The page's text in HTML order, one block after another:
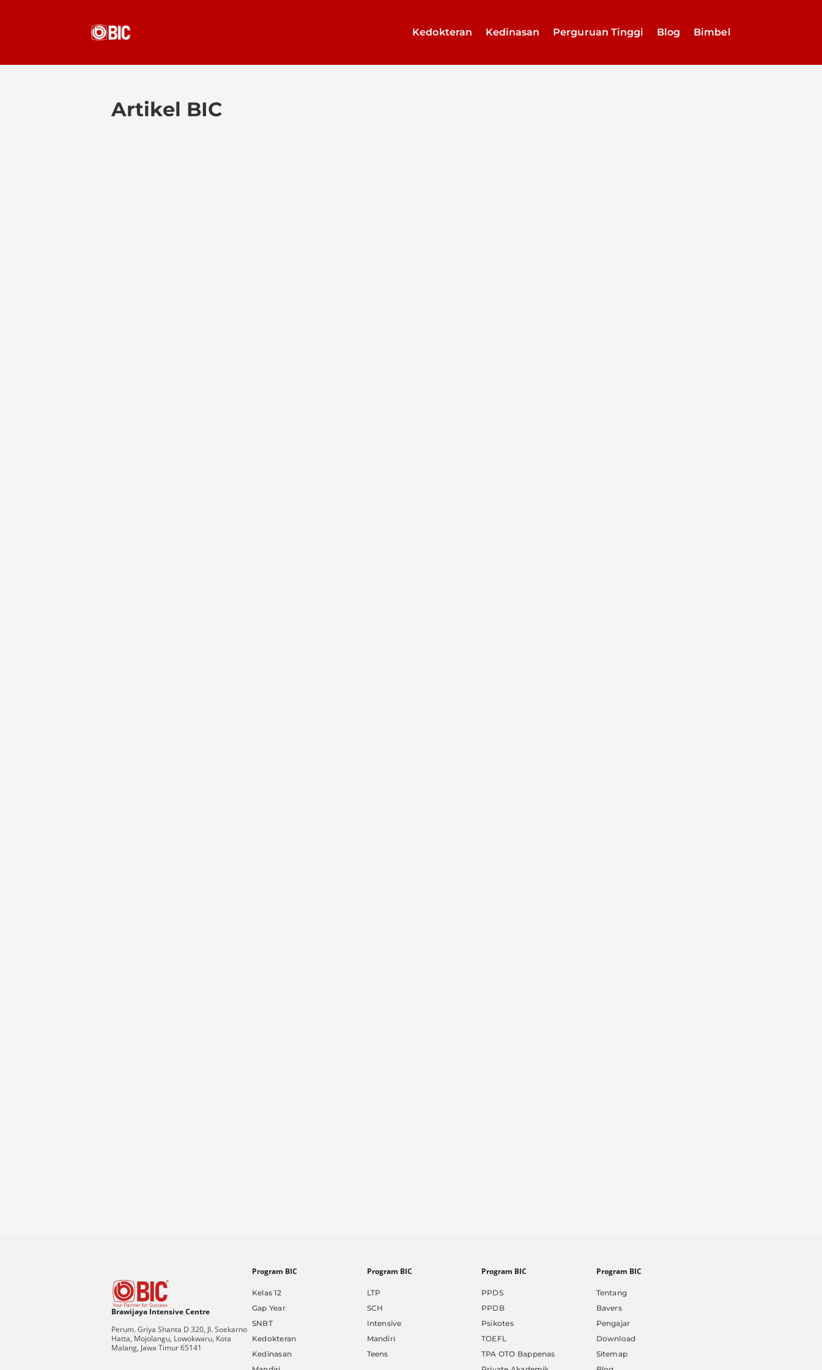
Kedokteran Kedinasan Perguruan Tinggi Blog Bimbel
Artikel BIC
Brawijaya Intensive Centre
Perum. Griya Shanta D 320, Jl. Soekarno
Hatta, Mojolangu, Lowokwaru, Kota
Malang, Jawa Timur 65141
Program BIC
Kelas 12
Gap Year
SNBT
Kedokteran
Kedinasan
Program BIC
LTP
SCH
Intensive
Mandiri
Teens
Program BIC
PPDS
PPDB
Psikotes
TOEFL
TPA OTO Bappenas
Program BIC
Tentang
Bavers
Pengajar
Download
Sitemap